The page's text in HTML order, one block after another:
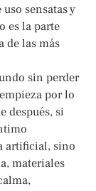
sensatas y
es la parte
de las más
sin perder
por lo
después, si
artificial, sino
materiales